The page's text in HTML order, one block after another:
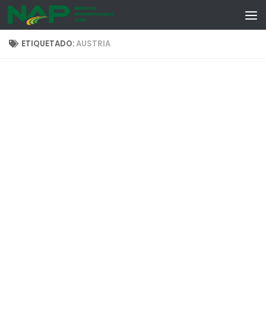
Skip to content
ETIQUETADO:AUSTRIA